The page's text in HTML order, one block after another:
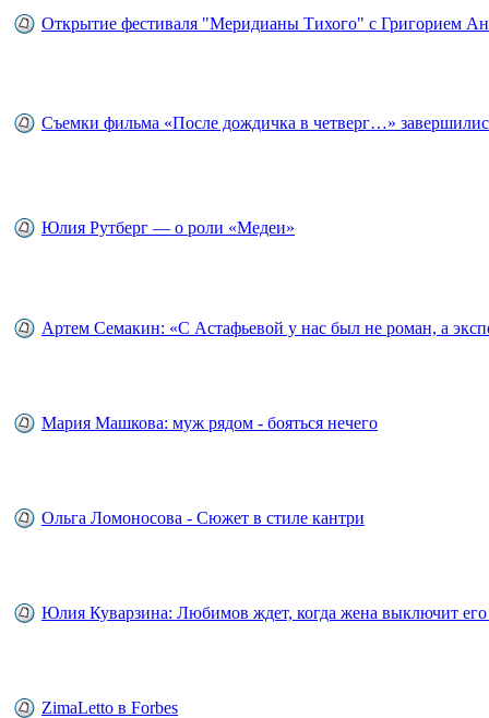
Открытие фестиваля "Меридианы Тихого" c Григорием
Съемки фильма «После дождичка в четверг…»
Юлия Рутберг — о роли «Медеи»
Артем Семакин: «С Астафьевой у нас был не роман, а
Мария Машкова: муж рядом - бояться нечего
Ольга Ломоносова - Сюжет в стиле кантри
Юлия Куварзина: Любимов ждет, когда жена выключит его
ZimaLetto в Forbes